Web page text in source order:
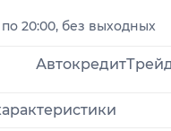
20:00, без выходных
Автокредит